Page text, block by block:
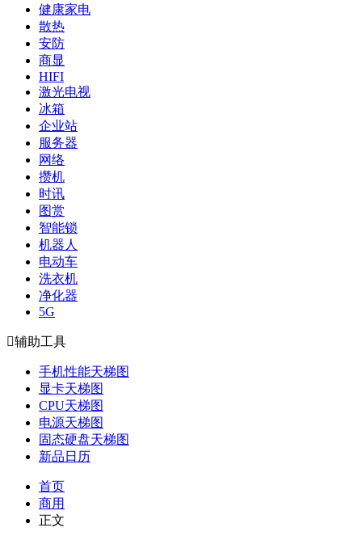
健康家电
散热
安防
商显
HIFI
激光电视
冰箱
企业站
服务器
网络
攒机
时讯
图赏
智能锁
机器人
电动车
洗衣机
净化器
5G
辅助工具
手机性能天梯图
显卡天梯图
CPU天梯图
电源天梯图
固态硬盘天梯图
新品日历
首页
商用
正文